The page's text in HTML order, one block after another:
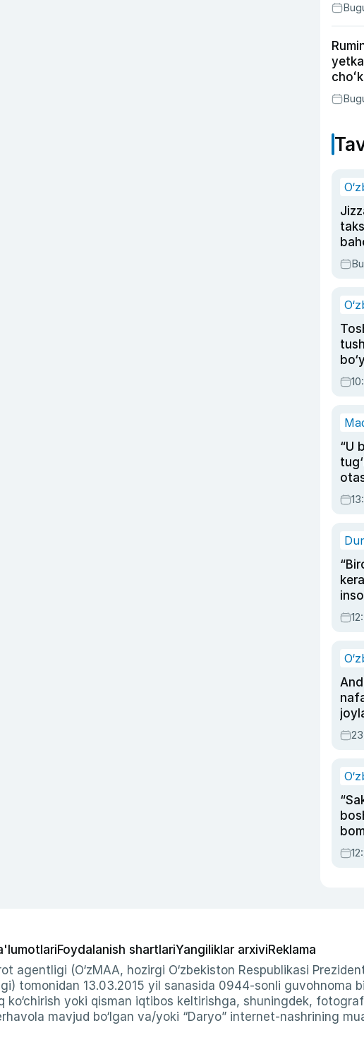
olib
20
“U
Foydalanish shartlariYangiliklar arxiviReklama
agentligi (O‘zMAA, hozirgi O‘zbekiston Respublikasi
tomonidan 13.03.2015 yil sanasida 0944-sonli guvohnoma
yoki qisman iqtibos keltirishga, shuningdek,
mavjud bo‘lgan va/yoki “Daryo” internet-nashrining